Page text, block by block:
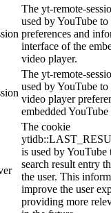
The yt-remote-
used by YouTube to
preferences and
interface of the
video player.
The yt-remote-
used by YouTube to
video player
embedded
The cookie
is used by YouTube
search result entry
the user. This
improve the user
providing more